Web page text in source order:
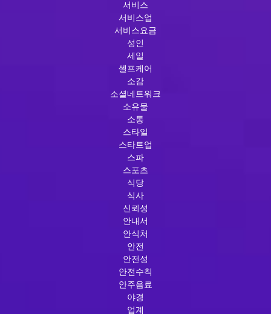
서비스
서비스업
서비스요금
성인
세일
셀프케어
소감
소셜네트워크
소유물
소통
스타일
스타트업
스파
스포츠
식당
식사
신뢰성
안내서
안식처
안전
안전성
안전수칙
안주음료
야경
업계